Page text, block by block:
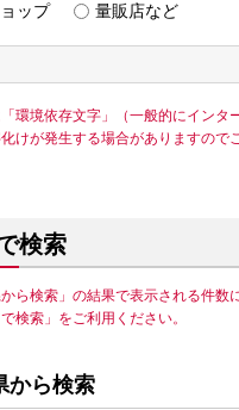
ップ
量販店など
環境依存文字」（一般的にイン
けが発生する場合がありますので
検索
から検索」の結果で表示される件
検索」をご利用ください。
から検索